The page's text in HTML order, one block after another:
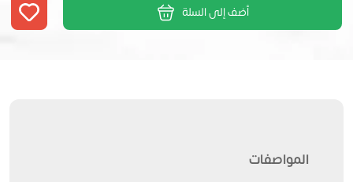
أضف إلى السلة
المواصفات